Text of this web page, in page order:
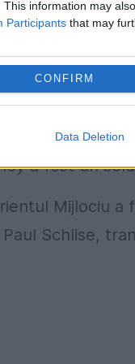
This information may
Participants that may
CONFIRM
Data Deletion
mai funcţiile
şi Flota a V-a
la
şeful
a fost un
Mijlociu
Schlise,